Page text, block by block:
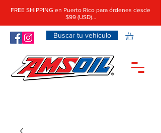
Buscar tu vehículo
FREE SHIPPING en Puerto Rico para órdenes desde
$99 (USD)…